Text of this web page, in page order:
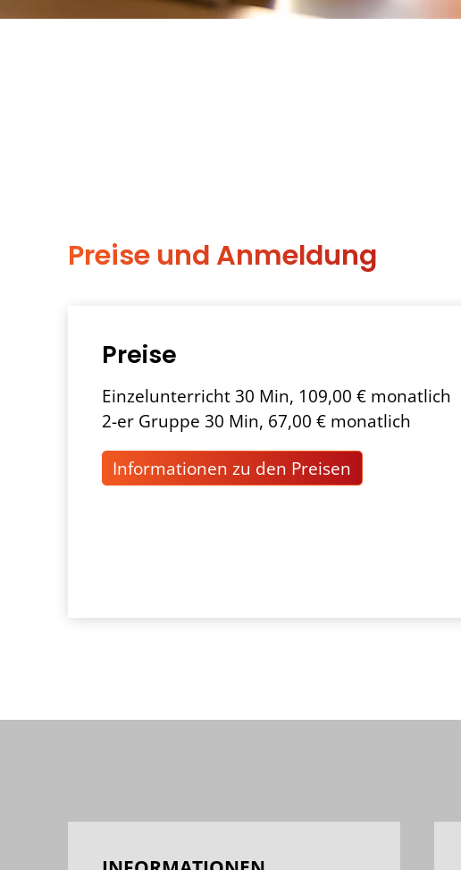
Preise und Anmeldung
Preise
Einzelunterricht 30 Min, 109,00 € monatlich
2-er Gruppe 30 Min, 67,00 € monatlich
Informationen zu den Preisen